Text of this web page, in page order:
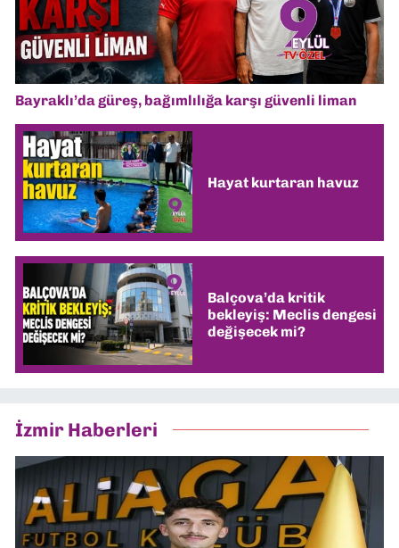
Bayraklı’da güreş, bağımlılığa karşı güvenli liman
Hayat kurtaran havuz
Balçova’da kritik
bekleyiş: Meclis dengesi
değişecek mi?
İzmir Haberleri